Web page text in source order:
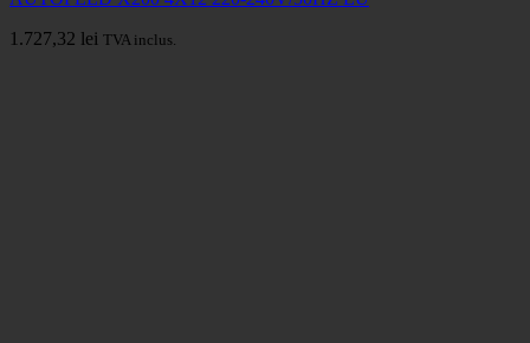
1.727,32 lei TVA inclus.